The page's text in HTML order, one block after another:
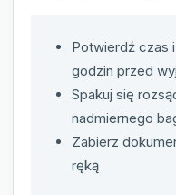
Potwierdź czas
godzin przed
Spakuj się
nadmiernego
Zabierz
ręką